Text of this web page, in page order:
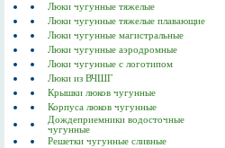
Люки чугунные тяжелые
Люки чугунные тяжелые плавающие
Люки чугунные магистральные
Люки чугунные аэродромные
Люки чугунные с логотипом
Люки из ВЧШГ
Крышки люков чугунные
Корпуса люков чугунные
Дождеприемники водосточные
чугунные
Решетки чугунные сливные